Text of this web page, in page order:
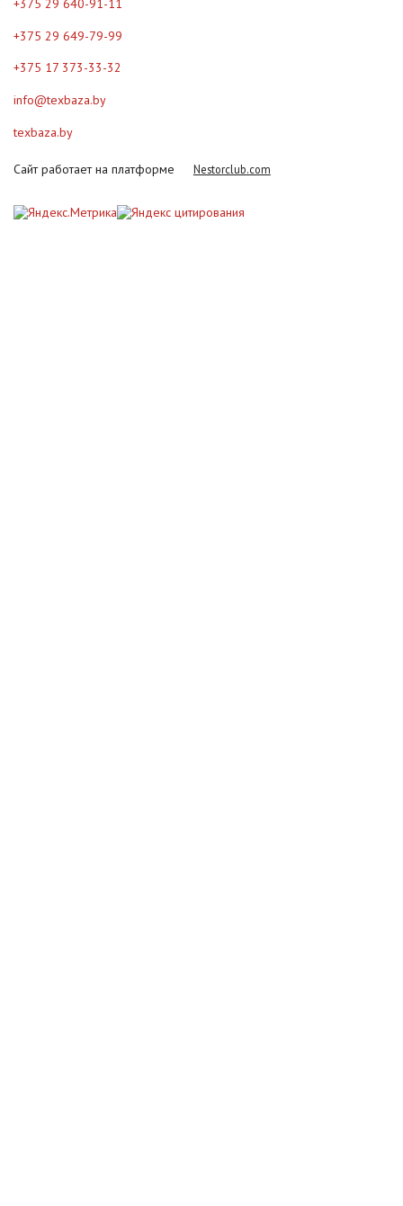
+375 29 640-91-11
+375 29 649-79-99
+375 17 373-33-32
info@texbaza.by
texbaza.by
Сайт работает на платформе Nestorclub.com